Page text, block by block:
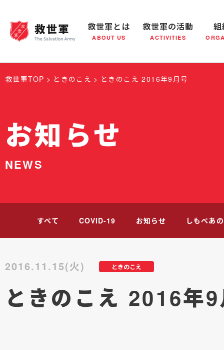
救世軍とは
ABOUT US
救世軍とは 世界が抱えている社会問題 救世軍
救世軍の活動
ACTIVITIES
救世軍の活動 社会鍋
組織概要
救世軍TOP ときのこえ ときのこえ 2016年9月号
お知らせ
NEWS
すべて COVID-19 お知らせ しもべあ
ときのこえ
2016.11.15(火)
ときのこえ 2016年